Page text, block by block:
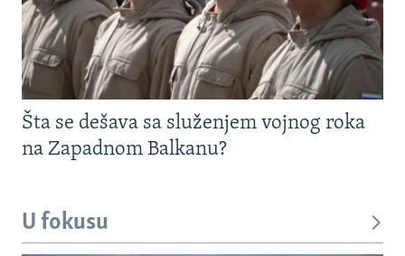
Šta se dešava sa služenjem vojnog roka
na Zapadnom Balkanu?
U fokusu